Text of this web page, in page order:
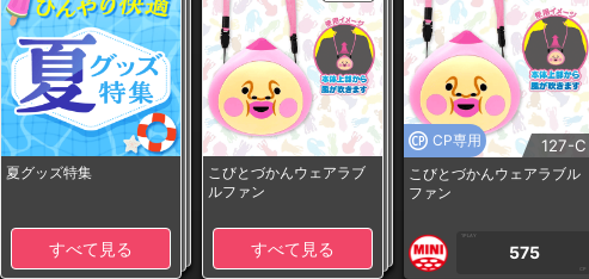
夏グッズ特集
すべて見る
こびとづかんウェアラブ
ルファン
すべて見る
CP専用 127-C
こびとづかんウェアラブル
ファン
1PLAY
575
CP